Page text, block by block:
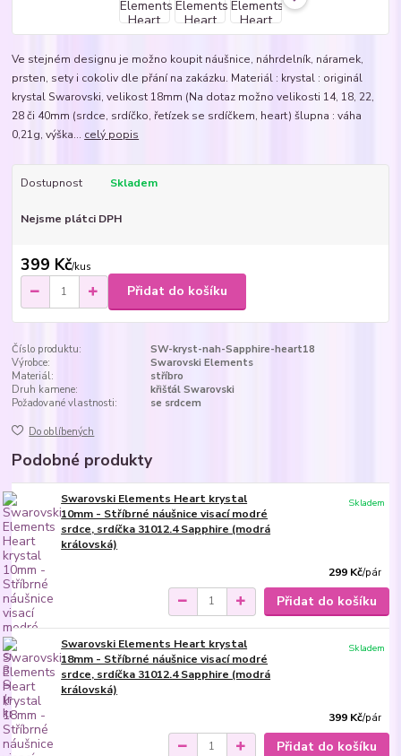
Ve stejném designu je možno koupit náušnice, náhrdelník, náramek,
prsten, sety i cokoliv dle přání na zakázku. Materiál : krystal : originál
krystal Swarovski, velikost 18mm (Na dotaz možno velikosti 14, 18, 22,
28 či 40mm (srdce, srdíčko, řetízek se srdíčkem, heart) šlupna : váha
0,21g, výška... celý popis
Dostupnost Skladem
Nejsme plátci DPH
399 Kč/kus
Přidat do košíku
Číslo produktu:
SW-kryst-nah-Sapphire-heart18
Výrobce:
Swarovski Elements
Materiál:
stříbro
Druh kamene:
křišťál Swarovski
Požadované vlastnosti:
se srdcem
Do oblíbených
Podobné produkty
Swarovski Elements Heart krystal
10mm - Stříbrné náušnice visací modré
srdce, srdíčka 31012.4 Sapphire (modrá
královská)
299 Kč/pár
Skladem
Přidat do košíku
Swarovski Elements Heart krystal
18mm - Stříbrné náušnice visací modré
srdce, srdíčka 31012.4 Sapphire (modrá
královská)
399 Kč/pár
Skladem
Přidat do košíku